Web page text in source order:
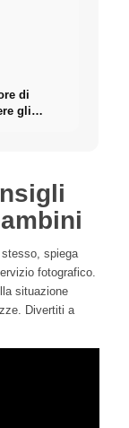
di
gli
spiega
fotografico.
situazione
Divertiti a